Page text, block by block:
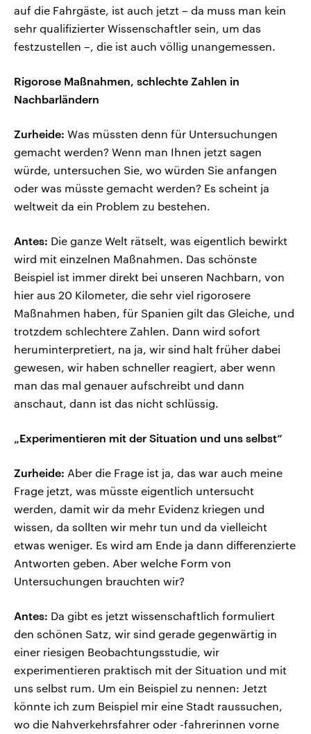
auf die Fahrgäste, ist auch jetzt – da muss man kein
sehr qualifizierter Wissenschaftler sein, um das
festzustellen –, die ist auch völlig unangemessen.
Rigorose Maßnahmen, schlechte Zahlen in
Nachbarländern
Zurheide: Was müssten denn für Untersuchungen
gemacht werden? Wenn man Ihnen jetzt sagen
würde, untersuchen Sie, wo würden Sie anfangen
oder was müsste gemacht werden? Es scheint ja
weltweit da ein Problem zu bestehen.
Antes: Die ganze Welt rätselt, was eigentlich bewirkt
wird mit einzelnen Maßnahmen. Das schönste
Beispiel ist immer direkt bei unseren Nachbarn, von
hier aus 20 Kilometer, die sehr viel rigorosere
Maßnahmen haben, für Spanien gilt das Gleiche, und
trotzdem schlechtere Zahlen. Dann wird sofort
heruminterpretiert, na ja, wir sind halt früher dabei
gewesen, wir haben schneller reagiert, aber wenn
man das mal genauer aufschreibt und dann
anschaut, dann ist das nicht schlüssig.
„Experimentieren mit der Situation und uns selbst“
Zurheide: Aber die Frage ist ja, das war auch meine
Frage jetzt, was müsste eigentlich untersucht
werden, damit wir da mehr Evidenz kriegen und
wissen, da sollten wir mehr tun und da vielleicht
etwas weniger. Es wird am Ende ja dann differenzierte
Antworten geben. Aber welche Form von
Untersuchungen brauchten wir?
Antes: Da gibt es jetzt wissenschaftlich formuliert
den schönen Satz, wir sind gerade gegenwärtig in
einer riesigen Beobachtungsstudie, wir
experimentieren praktisch mit der Situation und mit
uns selbst rum. Um ein Beispiel zu nennen: Jetzt
könnte ich zum Beispiel mir eine Stadt raussuchen,
wo die Nahverkehrsfahrer oder -fahrerinnen vorne